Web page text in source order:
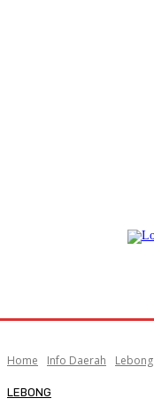
Home Info Daerah Lebong
LEBONG